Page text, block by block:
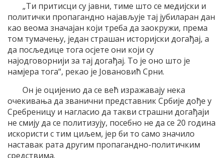
„Ти притисци су јавни, тиме што се медијски и
политички пропагандно најављује тај јубиларан дан
као веома значајан који треба да заокружи, према
том тумачењу, један страшан историјски догађај, а
да посљедице тога осјете они који су
најодговорнији за тај догађај. То је оно што је
намјера тога“, рекао је Јовановић Срни.
Он је оцијенио да се већ изражавају нека
очекивања да званични представник Србије дође у
Сребреницу и нагласио да такви страшни догађаји
не смију да се политизују, посебно не да се 20 година
искористи с тим циљем, јер би то само значило
наставак рата другим пропагандно-политичким
средствима.